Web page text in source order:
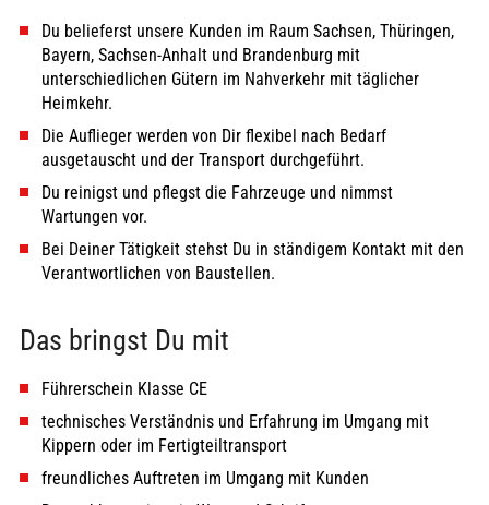
Du belieferst unsere Kunden im Raum Sachsen, Thüringen,
Bayern, Sachsen-Anhalt und Brandenburg mit
unterschiedlichen Gütern im Nahverkehr mit täglicher
Heimkehr.
Die Auflieger werden von Dir flexibel nach Bedarf
ausgetauscht und der Transport durchgeführt.
Du reinigst und pflegst die Fahrzeuge und nimmst
Wartungen vor.
Bei Deiner Tätigkeit stehst Du in ständigem Kontakt mit den
Verantwortlichen von Baustellen.
Das bringst Du mit
Führerschein Klasse CE
technisches Verständnis und Erfahrung im Umgang mit
Kippern oder im Fertigteiltransport
freundliches Auftreten im Umgang mit Kunden